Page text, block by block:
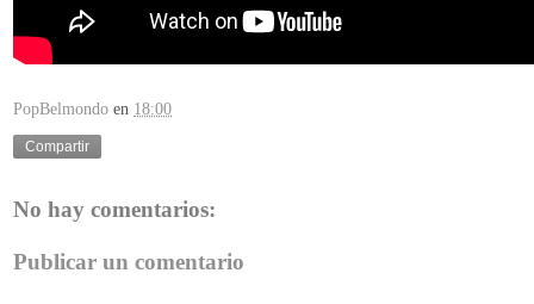
PopBelmondo en 18:00
Compartir
No hay comentarios:
Publicar un comentario